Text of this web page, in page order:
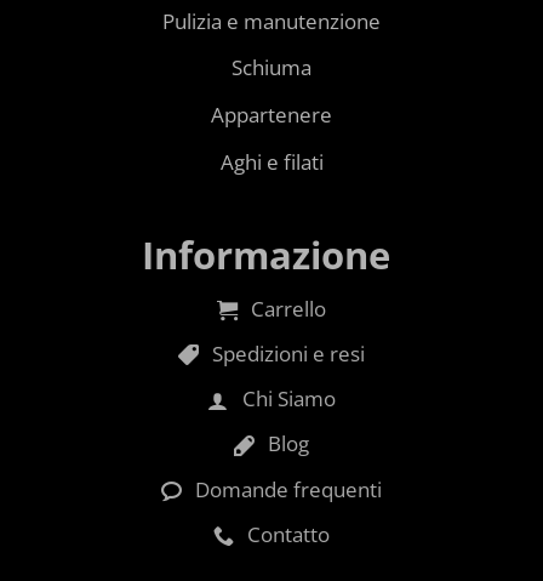
Pulizia e manutenzione
Schiuma
Appartenere
Aghi e filati
Informazione
Carrello
Spedizioni e resi
Chi Siamo
Blog
Domande frequenti
Contatto